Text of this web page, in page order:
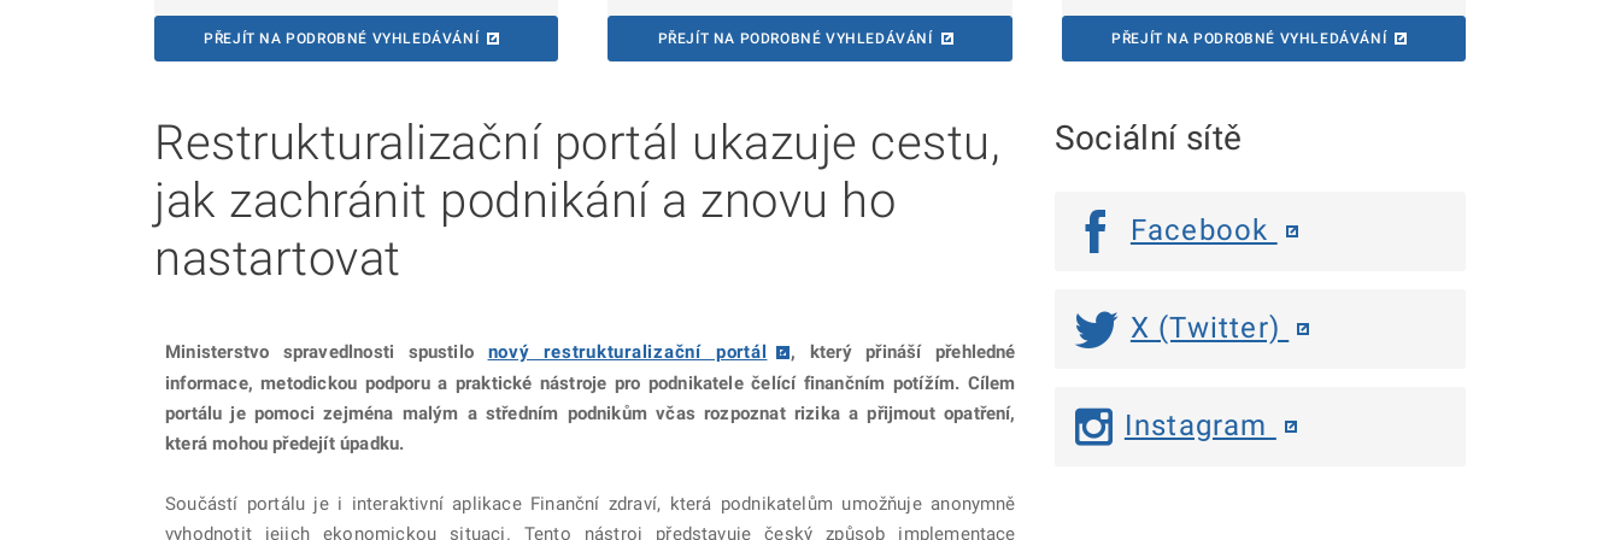
PŘEJÍT NA PODROBNÉ VYHLEDÁVÁNÍ PŘEJÍT NA PODROBNÉ VYHLEDÁVÁNÍ PŘEJÍT NA PODROBNÉ VYHLEDÁVÁNÍ
Restrukturalizační portál ukazuje cestu,
jak zachránit podnikání a znovu ho
nastartovat
Ministerstvo spravedlnosti spustilo nový restrukturalizační portál
, který přináší přehledné
informace, metodickou podporu a praktické nástroje pro podnikatele čelící finančním potížím. Cílem
portálu je pomoci zejména malým a středním podnikům včas rozpoznat rizika a přijmout opatření,
která mohou předejít úpadku.
Součástí portálu je i interaktivní aplikace Finanční zdraví, která podnikatelům umožňuje anonymně
vyhodnotit jejich ekonomickou situaci. Tento nástroj představuje český způsob implementace
Sociální sítě
Facebook
X (Twitter)
Instagram